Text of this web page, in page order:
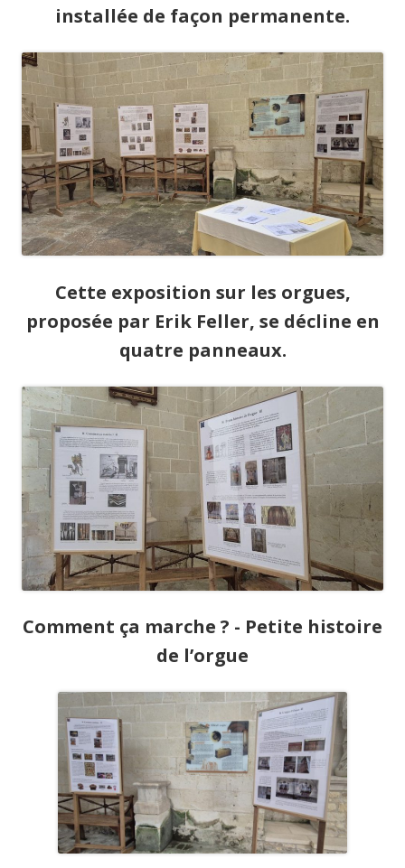
installée de façon permanente.
Cette exposition sur les orgues,
proposée par Erik Feller, se décline en
quatre panneaux.
Comment ça marche ? - Petite histoire
de l’orgue